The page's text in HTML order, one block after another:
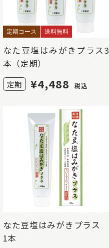
定期コース 送料無料
なた豆塩はみがきプラス3
本（定期）
定期 ¥4,488 税込
なた豆塩はみがきプラス
1本